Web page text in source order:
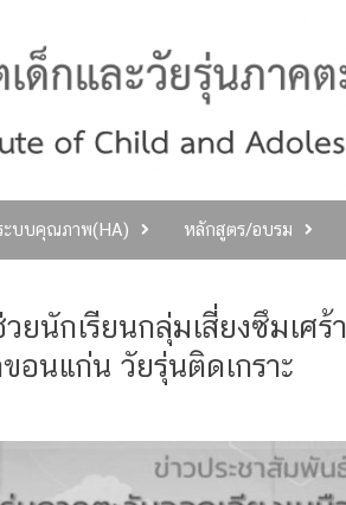
ะบบคุณภาพ(HA) หลักสูตร/อบรม
ยนักเรียนกลุ่มเสี่ยงซึมเศร้า
อนแก่น วัยรุ่นติดเกราะ